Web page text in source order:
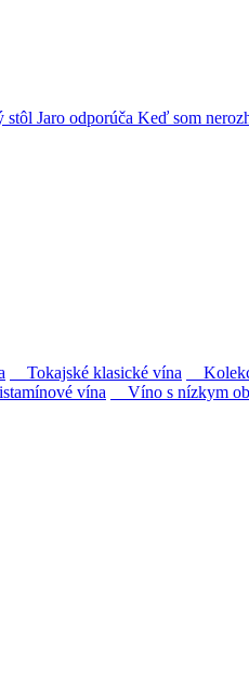
stôl Jaro odporúča Keď som
Tokajské klasické vína
vína Víno s nízkym
na slovenskom Tokaji.
prví sme priniesli na
fermentácie.